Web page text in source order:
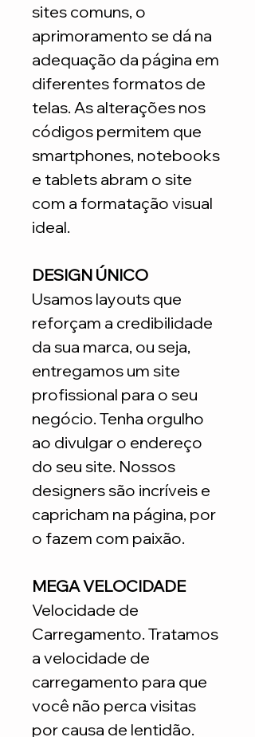
sites comuns, o
aprimoramento se dá na
adequação da página em
diferentes formatos de
telas. As alterações nos
códigos permitem que
smartphones, notebooks
e tablets abram o site
com a formatação visual
ideal.
DESIGN ÚNICO
Usamos layouts que
reforçam a credibilidade
da sua marca, ou seja,
entregamos um site
profissional para o seu
negócio. Tenha orgulho
ao divulgar o endereço
do seu site. Nossos
designers são incríveis e
capricham na página, por
o fazem com paixão.
MEGA VELOCIDADE
Velocidade de
Carregamento. Tratamos
a velocidade de
carregamento para que
você não perca visitas
por causa de lentidão.